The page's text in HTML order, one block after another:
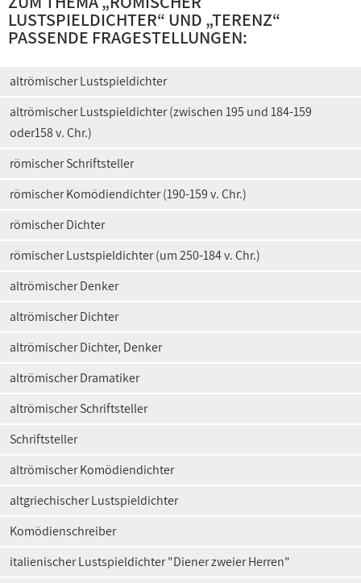
LUSTSPIELDICHTER“ UND „TERENZ“
PASSENDE FRAGESTELLUNGEN:
altrömischer Lustspieldichter
altrömischer Lustspieldichter (zwischen 195 und 184-159
oder158 v. Chr.)
römischer Schriftsteller
römischer Komödiendichter (190-159 v. Chr.)
römischer Dichter
römischer Lustspieldichter (um 250-184 v. Chr.)
altrömischer Denker
altrömischer Dichter
altrömischer Dichter, Denker
altrömischer Dramatiker
altrömischer Schriftsteller
Schriftsteller
altrömischer Komödiendichter
altgriechischer Lustspieldichter
Komödienschreiber
italienischer Lustspieldichter "Diener zweier Herren"